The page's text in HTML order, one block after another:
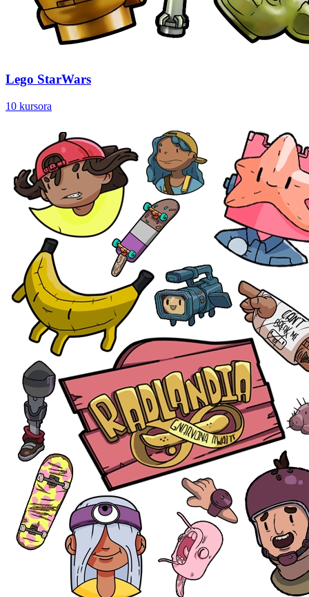
Lego StarWars
10 kursora